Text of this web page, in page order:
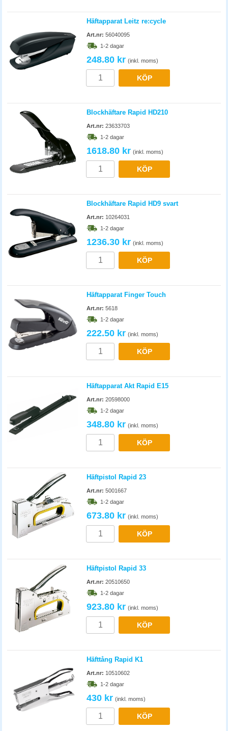
Häftapparat Leitz re:cycle
Art.nr: 56040095
1-2 dagar
248.80 kr (inkl. moms)
KÖP
Blockhäftare Rapid HD210
Art.nr: 23633703
1-2 dagar
1618.80 kr (inkl. moms)
KÖP
Blockhäftare Rapid HD9 svart
Art.nr: 10264031
1-2 dagar
1236.30 kr (inkl. moms)
KÖP
Häftapparat Finger Touch
Art.nr: 5618
1-2 dagar
222.50 kr (inkl. moms)
KÖP
Häftapparat Akt Rapid E15
Art.nr: 20598000
1-2 dagar
348.80 kr (inkl. moms)
KÖP
Häftpistol Rapid 23
Art.nr: 5001667
1-2 dagar
673.80 kr (inkl. moms)
KÖP
Häftpistol Rapid 33
Art.nr: 20510650
1-2 dagar
923.80 kr (inkl. moms)
KÖP
Häfttång Rapid K1
Art.nr: 10510602
1-2 dagar
430 kr (inkl. moms)
KÖP